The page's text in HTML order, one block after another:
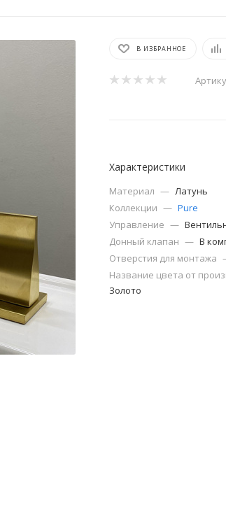
В ИЗБРАННОЕ
Характеристики
Материал — Латунь
Коллекции — Pure
Управление —
Донный клапан — В
Отверстия для монтажа
Название цвета от
Золото